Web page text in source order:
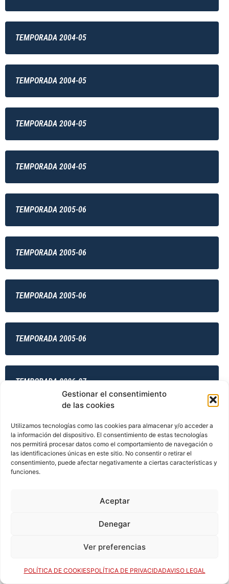
Gestionar el consentimiento
de las cookies
Utilizamos tecnologías como las cookies para almacenar y/o acceder a
la información del dispositivo. El consentimiento de estas tecnologías
nos permitirá procesar datos como el comportamiento de navegación o
las identificaciones únicas en este sitio. No consentir o retirar el
consentimiento, puede afectar negativamente a ciertas características y
funciones.
Aceptar
Denegar
Ver preferencias
POLÍTICA DE COOKIESPOLÍTICA DE PRIVACIDADAVISO LEGAL
TEMPORADA 2004-05
TEMPORADA 2004-05
TEMPORADA 2004-05
TEMPORADA 2004-05
TEMPORADA 2005-06
TEMPORADA 2005-06
TEMPORADA 2005-06
TEMPORADA 2005-06
TEMPORADA 2006-07
TEMPORADA 2006-07
TEMPORADA 2006-07